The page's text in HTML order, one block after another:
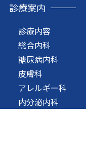
診療案内
診療内容
総合内科
糖尿病内科
皮膚科
アレルギー科
内分泌内科